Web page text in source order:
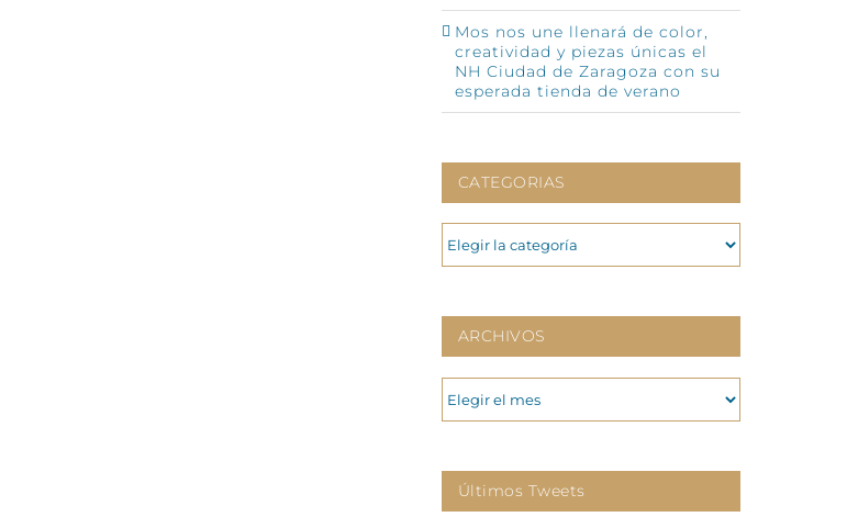
Mos nos une llenará de color,
creatividad y piezas únicas el
NH Ciudad de Zaragoza con su
esperada tienda de verano
CATEGORIAS
CATEGORIAS
ARCHIVOS
ARCHIVOS
Últimos Tweets